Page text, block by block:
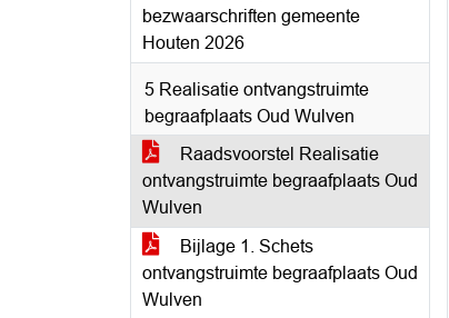
bezwaarschriften gemeente
Houten 2026
5 Realisatie ontvangstruimte
begraafplaats Oud Wulven
Raadsvoorstel Realisatie
ontvangstruimte begraafplaats Oud
Wulven
Bijlage 1. Schets
ontvangstruimte begraafplaats Oud
Wulven